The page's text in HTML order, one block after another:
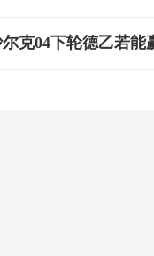
克04下轮德乙若能